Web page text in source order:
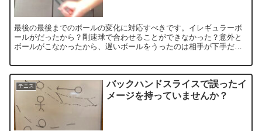
最後の最後までのボールの変化に対応すべきです。イレギュラーボ
ールがだったから？剛速球で合わせることができなかった？意外と
ボールがこなかったから、遅いボールをうったのは相手が下手だっ
テニス
バックハンドスライスで誤ったイ
メージを持っていませんか？